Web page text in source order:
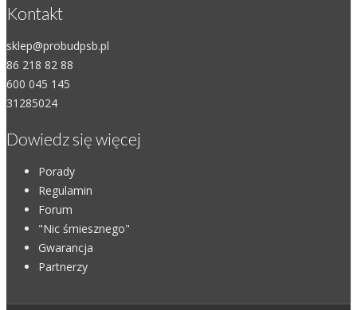
Kontakt
sklep@probudpsb.pl
86 218 82 88
600 045 145
31285024
Dowiedz się więcej
Porady
Regulamin
Forum
"Nic śmiesznego"
Gwarancja
Partnerzy